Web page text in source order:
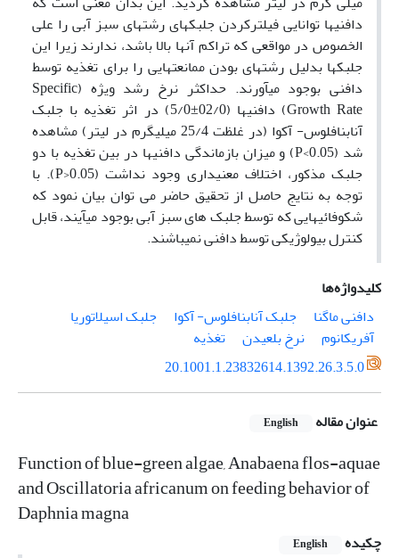
دافنی­ها توانایی فیلترکردن جلبکهای رشته­ای سبز آبی را علی
الخصوص در مواقعی که تراکم آنها بالا باشد، ندارند زیرا این
جلبکها بدلیل رشته­ای بودن ممانعت­هایی را برای تغذیه توسط
دافنی بوجود می­آورند. حداکثر نرخ رشد ویژه (Specific
Growth Rate) دافنی­ها (02/0±5/0) در اثر تغذیه با جلبک
آنابنافلوس- آکوا (در غلظت 25/4 میلی­گرم در لیتر) مشاهده
شد (P<0.05) و میزان بازماندگی دافنی­ها در بین تغذیه با دو
جلبک مذکور، اختلاف معنی­داری وجود نداشت (P>0.05). با
توجه به نتایج حاصل از تحقیق حاضر می توان بیان نمود که
شکوفائی­هایی که توسط جلبک های سبز آبی بوجود می­آیند، قابل
کنترل بیولوژیکی توسط دافنی نمی­باشند.
کلیدواژه‌ها
دافنی ماگنا
جلبک آنابنافلوس- آکوا
جلبک اسیلاتوریا
آفریکانوم
نرخ بلعیدن
تغذیه
20.1001.1.23832614.1392.26.3.5.0
عنوان مقاله English
Function of blue-green algae, Anabaena flos-aquae
and Oscillatoria africanum on feeding behavior of
Daphnia magna
چکیده English